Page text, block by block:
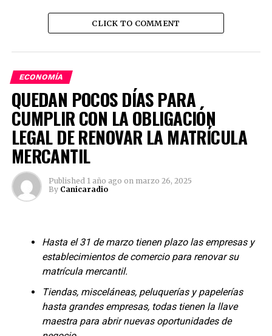
vanguardista que refleja el espíritu innovador del foro,
donde se reuniránmás de 900 asistentes. “
principal para el 2023 escómo y por qué integrar la
empresarial, aprovechando sus capacidades para
optimizar procesos, mejorar la calidad de los productos y
tomar decisiones más informadas«, comenta
Liévano, gerente de El Libertador.
Explorando las tendencias más importantes
Teniendo en cuenta que el sector inmobiliario está en
constante evolución, este año el XIV Foro Experiencia
Inmobiliaria se enfocará en cuatro grandes tendencias
Ciencuadras.com
CLICK TO COMMENT
ECONOMÍA
QUEDAN POCOS DÍAS PARA
CUMPLIR CON LA OBLIGACIÓN
LEGAL DE RENOVAR LA MATRÍCULA
MERCANTIL
Published 1 año ago on marzo 26, 2025
By Canicaradio
Hasta el 31 de marzo tienen plazo las empresas y
establecimientos de comercio para renovar su
matrícula mercantil.
Tiendas, misceláneas, peluquerías y papelerías
hasta grandes empresas, todas tienen la llave
maestra para abrir nuevas oportunidades de